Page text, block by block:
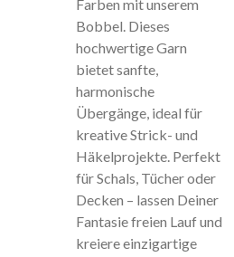
Farben mit unserem
Bobbel. Dieses
hochwertige Garn
bietet sanfte,
harmonische
Übergänge, ideal für
kreative Strick- und
Häkelprojekte. Perfekt
für Schals, Tücher oder
Decken – lassen Deiner
Fantasie freien Lauf und
kreiere einzigartige